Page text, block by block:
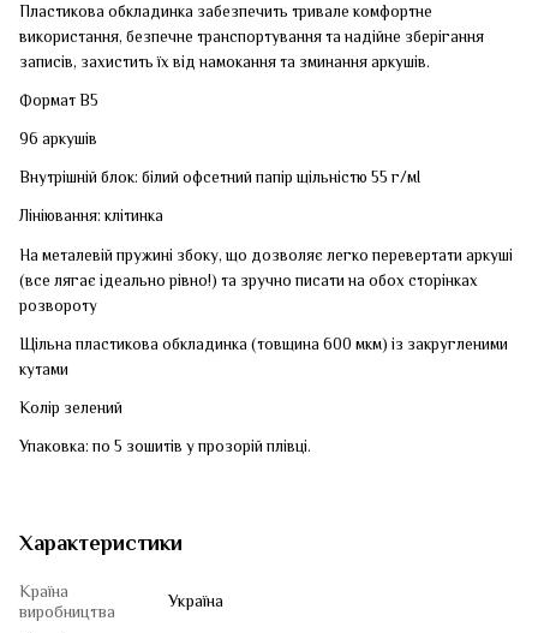
Пластикова обкладинка забезпечить тривале комфортне
використання, безпечне транспортування та надійне зберігання
записів, захистить їх від намокання та зминання аркушів.
Формат В5
96 аркушів
Внутрішній блок: білий офсетний папір щільністю 55 г/мІ
Лініювання: клітинка
На металевій пружині збоку, що дозволяє легко перевертати аркуші
(все лягає ідеально рівно!) та зручно писати на обох сторінках
розвороту
Щільна пластикова обкладинка (товщина 600 мкм) із закругленими
кутами
Колір зелений
Упаковка: по 5 зошитів у прозорій плівці.
Характеристики
Країна
виробництва
Україна